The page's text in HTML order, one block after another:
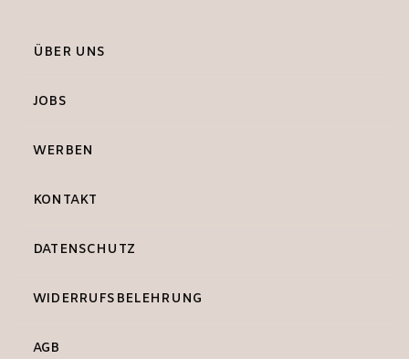
ÜBER UNS
JOBS
WERBEN
KONTAKT
DATENSCHUTZ
WIDERRUFSBELEHRUNG
AGB